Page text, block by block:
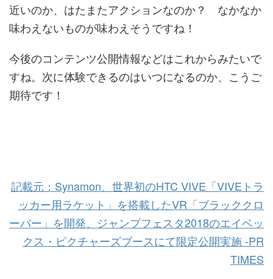
近いのか、はたまたアクションなのか？ なかなか
味わえないものが味わえそうですね！
今後のコンテンツ公開情報などはこれからみたいで
すね。次に体験できるのはいつになるのか、こうご
期待です！
記載元：Synamon、世界初のHTC VIVE「VIVEトラ
ッカー用ラケット」を搭載したVR「ブラッククロ
ーバー」を開発、ジャンプフェスタ2018のエイベッ
クス・ピクチャーズブースにて限定公開実施 -PR
TIMES